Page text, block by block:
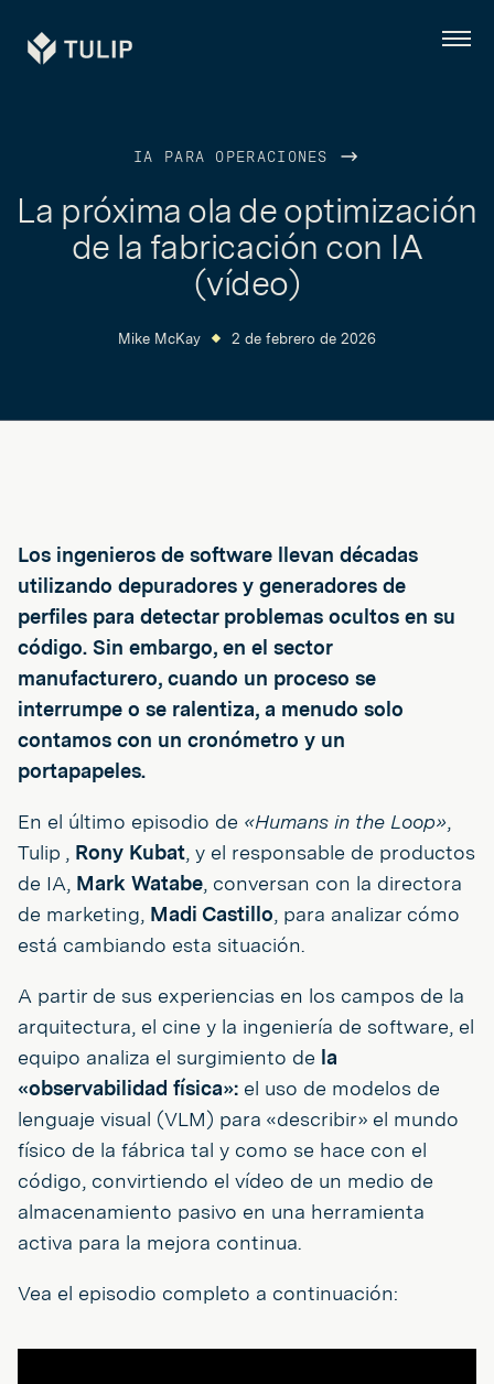
Tulip Menú
IA PARA OPERACIONES
La próxima ola de optimización
de la fabricación con IA
(vídeo)
Mike McKay 2 de febrero de 2026
Los ingenieros de software llevan décadas
utilizando depuradores y generadores de
perfiles para detectar problemas ocultos en su
código. Sin embargo, en el sector
manufacturero, cuando un proceso se
interrumpe o se ralentiza, a menudo solo
contamos con un cronómetro y un
portapapeles.
En el último episodio de «Humans in the Loop»,
Tulip , Rony Kubat, y el responsable de productos
de IA, Mark Watabe, conversan con la directora
de marketing, Madi Castillo, para analizar cómo
está cambiando esta situación.
A partir de sus experiencias en los campos de la
arquitectura, el cine y la ingeniería de software, el
equipo analiza el surgimiento de la
«observabilidad física»: el uso de modelos de
lenguaje visual (VLM) para «describir» el mundo
físico de la fábrica tal y como se hace con el
código, convirtiendo el vídeo de un medio de
almacenamiento pasivo en una herramienta
activa para la mejora continua.
Vea el episodio completo a continuación: